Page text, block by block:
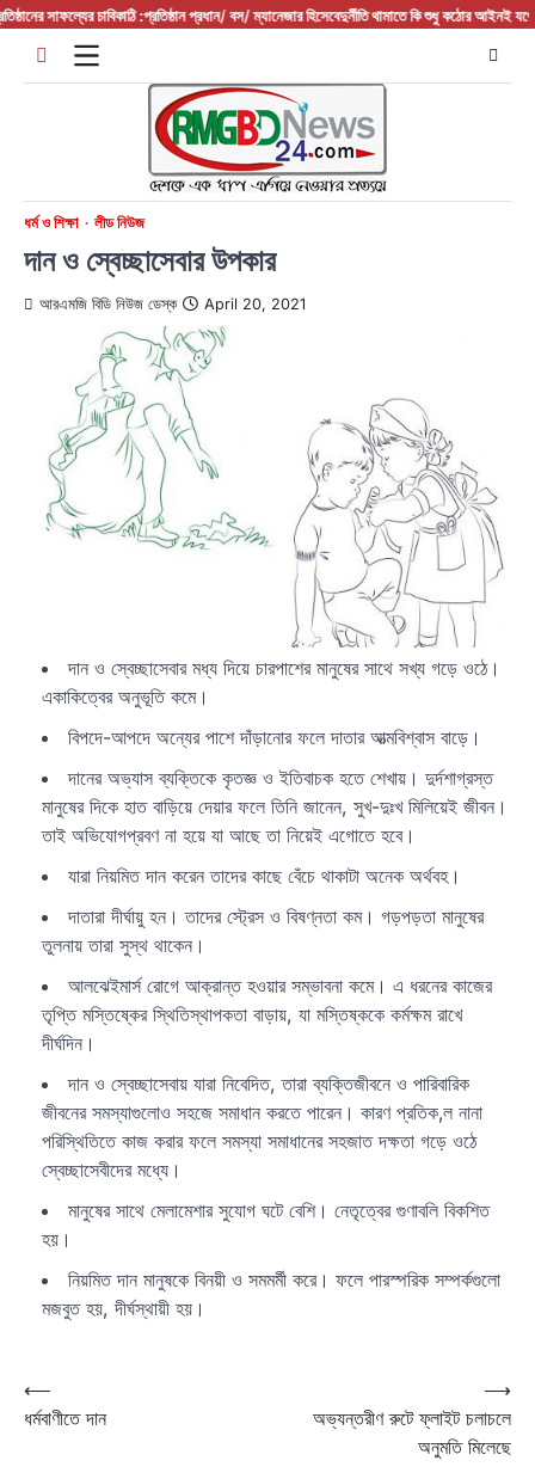
Skip
সাফল্যের চাবিকাঠি :প্রতিষ্ঠান প্রধান/ বস/ ম্যানেজার হিসেবেদুর্নীতি থামাতে কি শুধু কঠোর আইনই যথেষ্ট?
ধর্ম ও শিক্ষা লীড নিউজ
দান ও স্বেচ্ছাসেবার উপকার
আরএমজি বিডি নিউজ ডেস্ক April 20, 2021
দান ও স্বেচ্ছাসেবার মধ্য দিয়ে চারপাশের মানুষের সাথে সখ্য গড়ে ওঠে।
একাকিত্বের অনুভূতি কমে।
বিপদে-আপদে অন্যের পাশে দাঁড়ানোর ফলে দাতার আত্মবিশ্বাস বাড়ে।
দানের অভ্যাস ব্যক্তিকে কৃতজ্ঞ ও ইতিবাচক হতে শেখায়। দুর্দশাগ্রস্ত
মানুষের দিকে হাত বাড়িয়ে দেয়ার ফলে তিনি জানেন, সুখ-দুঃখ মিলিয়েই জীবন।
তাই অভিযোগপ্রবণ না হয়ে যা আছে তা নিয়েই এগোতে হবে।
যারা নিয়মিত দান করেন তাদের কাছে বেঁচে থাকাটা অনেক অর্থবহ।
দাতারা দীর্ঘায়ু হন। তাদের স্ট্রেস ও বিষণ্নতা কম। গড়পড়তা মানুষের
তুলনায় তারা সুস্থ থাকেন।
আলঝেইমার্স রোগে আক্রান্ত হওয়ার সম্ভাবনা কমে। এ ধরনের কাজের
তৃপ্তি মস্তিষ্কের স্থিতিস্থাপকতা বাড়ায়, যা মস্তিষ্ককে কর্মক্ষম রাখে
দীর্ঘদিন।
দান ও স্বেচ্ছাসেবায় যারা নিবেদিত, তারা ব্যক্তিজীবনে ও পারিবারিক
জীবনের সমস্যাগুলোও সহজে সমাধান করতে পারেন। কারণ প্রতিক‚ল নানা
পরিস্থিতিতে কাজ করার ফলে সমস্যা সমাধানের সহজাত দক্ষতা গড়ে ওঠে
স্বেচ্ছাসেবীদের মধ্যে।
মানুষের সাথে মেলামেশার সুযোগ ঘটে বেশি। নেতৃত্বের গুণাবলি বিকশিত
হয়।
নিয়মিত দান মানুষকে বিনয়ী ও সমমর্মী করে। ফলে পারস্পরিক সম্পর্কগুলো
মজবুত হয়, দীর্ঘস্থায়ী হয়।
Post
navigation
⟵
ধর্মবাণীতে দান
অভ্যন্তরীণ রুটে ফ্লাইট চলাচলে
অনুমতি মিলেছে
⟶